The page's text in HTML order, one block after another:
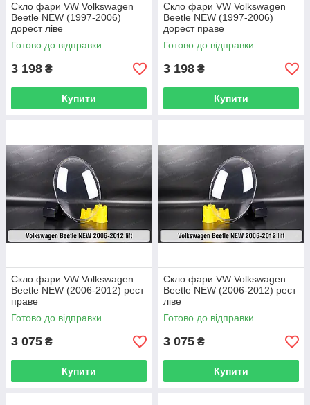
Скло фари VW Volkswagen
Beetle NEW (1997-2006)
дорест ліве
Готово до відправки
3 198 ₴
Купити
Скло фари VW Volkswagen
Beetle NEW (1997-2006)
дорест праве
Готово до відправки
3 198 ₴
Купити
Скло фари VW Volkswagen
Beetle NEW (2006-2012) рест
праве
Готово до відправки
3 075 ₴
Купити
Скло фари VW Volkswagen
Beetle NEW (2006-2012) рест
ліве
Готово до відправки
3 075 ₴
Купити